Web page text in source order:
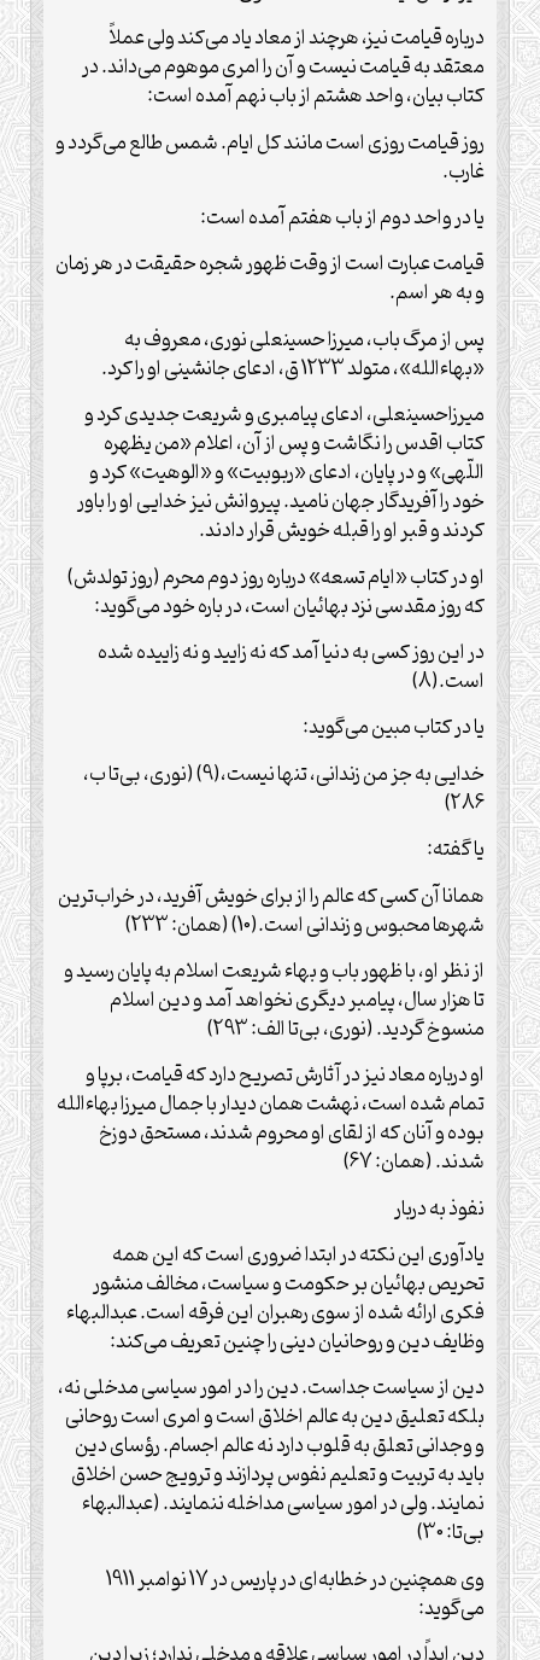
درباره قیامت نیز، هرچند از معاد یاد می‌کند ولی عملاً
معتقد به قیامت نیست و آن را امری موهوم می‌داند. در
کتاب بیان،‌ واحد هشتم از باب نهم آمده است:
روز قیامت روزی است مانند کل ایام. شمس طالع می‌گردد و
غارب.
یا در واحد دوم از باب هفتم آمده است:
قیامت عبارت است از وقت ظهور شجره حقیقت در هر زمان
و به هر اسم.
پس از مرگ باب، میرزا حسینعلی نوری، معروف به
«بهاءالله»، متولد 1233 ق، ادعای جانشینی او را کرد.
میرزا‌حسینعلی، ادعای پیامبری و شریعت جدیدی کرد و
کتاب اقدس را نگاشت و پس از آن،‌ اعلام «من یظهره
اللّهی» و در پایان، ادعای «ربوبیت» و «الوهیت» کرد و
خود را آفریدگار جهان نامید. پیروانش نیز خدایی او را باور
کردند و قبر او را قبله خویش قرار دادند.
او در کتاب «ایام تسعه» درباره روز دوم محرم (روز تولدش)
که روز مقدسی نزد بهائیان است، در باره خود می‌گوید:
در این روز کسی به دنیا آمد که نه زایید و نه زاییده شده
است.(8)
یا در کتاب مبین می‌گوید:
خدایی به جز من زندانی، تنها نیست،‌(9) (نوری،‌ بی‌تا ب،
286)
یا گفته:
همانا آن کسی که عالم را از برای خویش آفرید، در خراب‌ترین
شهرها محبوس و زندانی است.(10) (همان: 233)
از نظر او، با ظهور باب و بهاء شریعت اسلام به پایان رسید و
تا هزار سال، ‌پیامبر دیگری نخواهد آمد و دین اسلام
منسوخ گردید. (نوری، بی‌تا الف: 293)
او درباره معاد نیز در آثارش تصریح دارد که قیامت،‌ برپا و
تمام شده است، نهشت همان دیدار با جمال میرزا بهاءالله
بوده و آنان که از لقای او محروم شدند،‌ مستحق دوزخ
شدند. (همان: 67)
نفوذ به دربار
یاد‌آوری این نکته در ابتدا ضروری است که این همه
تحریص بهائیان بر حکومت و سیاست، مخالف منشور
فکری ارائه شده از سوی رهبران این فرقه است. عبدالبهاء
وظایف دین و روحانیان دینی را چنین تعریف می‌کند:
دین از سیاست جداست. دین را در امور سیاسی مدخلی نه،‌
بلکه تعلیق دین به عالم اخلاق است و امری است روحانی
و وجدانی تعلق به قلوب دارد نه عالم اجسام. رؤسای دین
باید به تربیت و تعلیم نفوس پردازند و ترویج حسن اخلاق
نمایند. ولی در امور سیاسی مداخله ننمایند. (عبدالبهاء
بی‌تا: 30)
وی همچنین در خطابه‌ای در پاریس در 17 نوامبر 1911
می‌گوید: